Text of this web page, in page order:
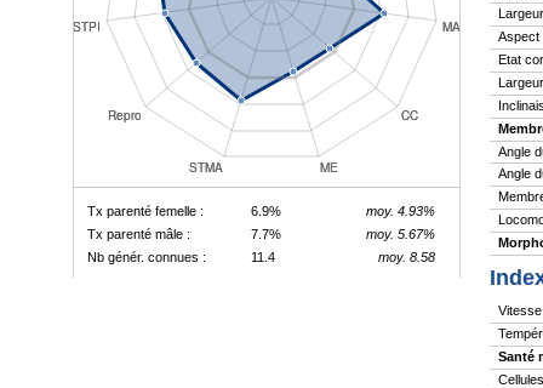
Tx parenté femelle : 6.9%
moy. 4.93%
Tx parenté mâle :
7.7%
moy. 5.67%
Nb génér. connues :
11.4 moy. 8.58
Aspect
Etat
Angle
Angle
Santé
Cellules